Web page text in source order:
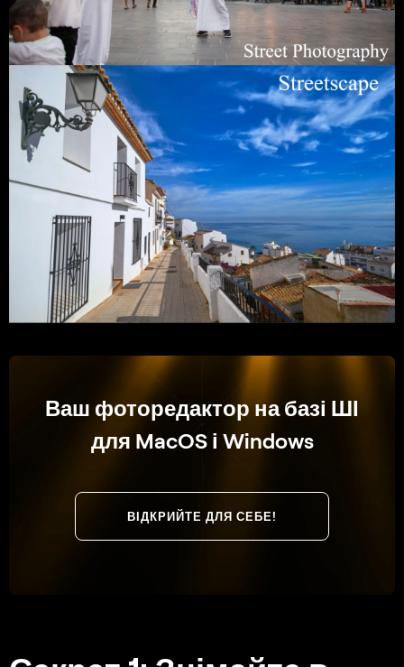
Ваш фоторедактор на базі ШІ
для MacOS і Windows
ВІДКРИЙТЕ ДЛЯ СЕБЕ!